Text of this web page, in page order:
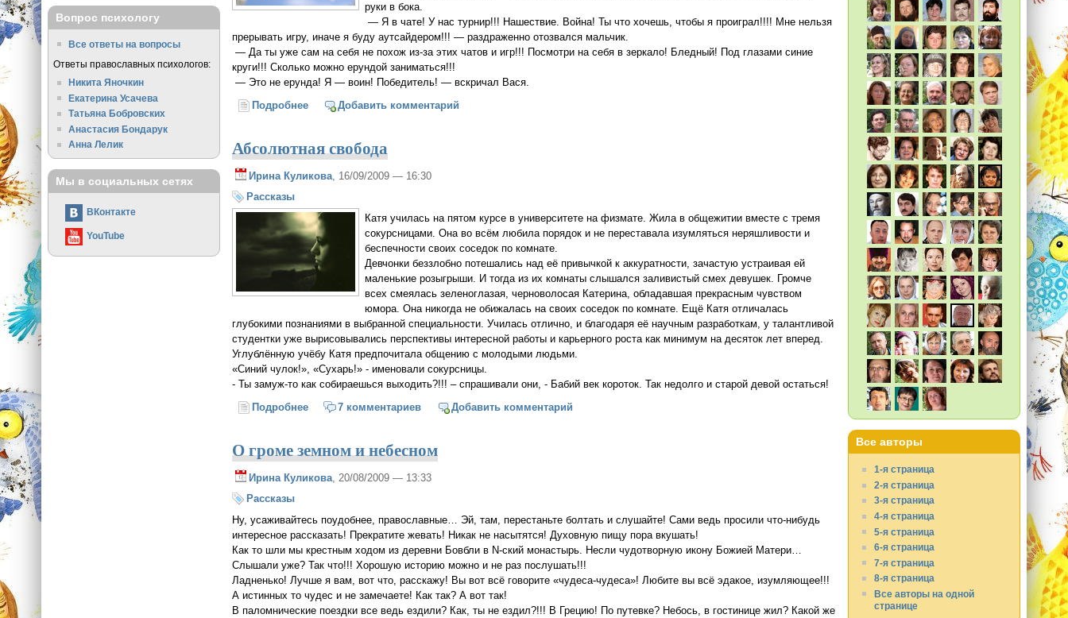
руки в бока.
— Я в чате! У нас турнир!!! Нашествие. Война! Ты что хочешь, чтобы я проиграл!!!! Мне нельзя
прерывать игру, иначе я буду аутсайдером!!! — раздраженно отозвался мальчик.
— Да ты уже сам на себя не похож из-за этих чатов и игр!!! Посмотри на себя в зеркало! Бледный! Под глазами синие
круги!!! Сколько можно ерундой заниматься!!!
— Это не ерунда! Я — воин! Победитель! — вскричал Вася.
Подробнеео Путешествие в жизнь
Добавить комментарий
Абсолютная свобода
Ирина Куликова , 16/09/2009 — 16:30
Рассказы
Катя училась на пятом курсе в университете на физмате. Жила в общежитии вместе с тремя
сокурсницами. Она во всём любила порядок и не переставала изумляться неряшливости и
беспечности своих соседок по комнате.
Девчонки беззлобно потешались над её привычкой к аккуратности, зачастую устраивая ей
маленькие розыгрыши. И тогда из их комнаты слышался заливистый смех девушек. Громче
всех смеялась зеленоглазая, черноволосая Катерина, обладавшая прекрасным чувством
юмора. Она никогда не обижалась на своих соседок по комнате. Ещё Катя отличалась
глубокими познаниями в выбранной специальности. Училась отлично, и благодаря её научным разработкам, у талантливой
студентки уже вырисовывались перспективы интересной работы и карьерного роста как минимум на десяток лет вперед.
Углублённую учёбу Катя предпочитала общению с молодыми людьми.
«Синий чулок!», «Сухарь!» - именовали сокурсницы.
- Ты замуж-то как собираешься выходить?!!! – спрашивали они, - Бабий век короток. Так недолго и старой девой остаться!
Подробнеео Абсолютная свобода
7 комментариев Добавить комментарий
О громе земном и небесном
Ирина Куликова , 20/08/2009 — 13:33
Рассказы
Ну, усаживайтесь поудобнее, православные… Эй, там, перестаньте болтать и слушайте! Сами ведь просили что-нибудь
интересное рассказать! Прекратите жевать! Никак не насытятся! Духовную пищу пора вкушать!
Как то шли мы крестным ходом из деревни Бовбли в N-ский монастырь. Несли чудотворную икону Божией Матери…
Слышали уже? Так что!!! Хорошую историю можно и не раз послушать!!!
Ладненько! Лучше я вам, вот что, расскажу! Вы вот всё говорите «чудеса-чудеса»! Любите вы всё эдакое, изумляющее!!!
А истинных то чудес и не замечаете! Как так? А вот так!
В паломнические поездки все ведь ездили? Как, ты не ездил?!!! В Грецию! По путевке? Небось, в гостинице жил? Какой же
Вопрос психологу
Все ответы на вопросы
Ответы православных психологов:
Никита Яночкин
Екатерина Усачева
Татьяна Бобровских
Анастасия Бондарук
Анна Лелик
Мы в социальных сетях
ВКонтакте
YouTube
Все авторы
1-я страница
2-я страница
3-я страница
4-я страница
5-я страница
6-я страница
7-я страница
8-я страница
Все авторы на одной
странице